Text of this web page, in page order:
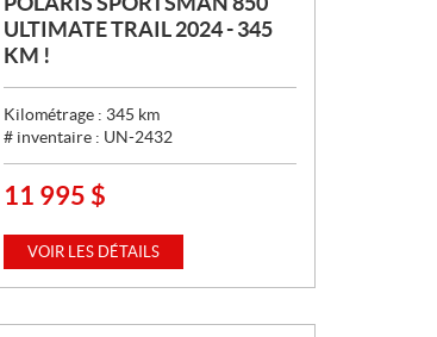
ULTIMATE TRAIL 2024 - 345
KM !
Kilométrage : 345 km
# inventaire : UN-2432
P
X
:
11 995 $
VOIR LES DÉTAILS